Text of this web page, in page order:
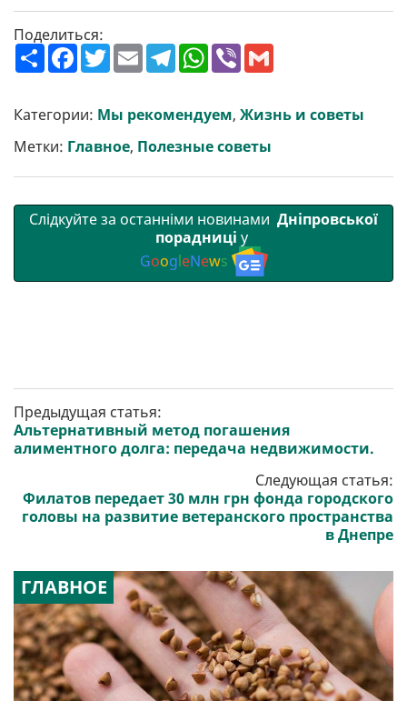
Поделиться:
П
о
р
и
т
и
F
a
b
o
o
k
T
w
t
e
r
E
m
l
T
e
g
r
a
m
W
h
s
A
p
p
V
r l
Категории: Мы рекомендуем, Жизнь и советы
Метки: Главное, Полезные советы
Слідкуйте за останніми новинами Дніпровської
порадниці у
GoogleNews
Предыдущая статья:
Альтернативный метод погашения
алиментного долга: передача недвижимости.
Следующая статья:
Филатов передает 30 млн грн фонда городского
головы на развитие ветеранского пространства
в Днепре
ГЛАВНОЕ